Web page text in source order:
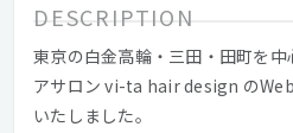
DESCRIPTION
東京の白金高輪・三田・田町を
アサロン vi-ta hair design の
いたしました。